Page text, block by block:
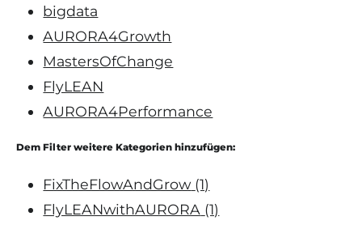
bigdata
AURORA4Growth
MastersOfChange
FlyLEAN
AURORA4Performance
Dem Filter weitere Kategorien hinzufügen:
FixTheFlowAndGrow (1)
FlyLEANwithAURORA (1)